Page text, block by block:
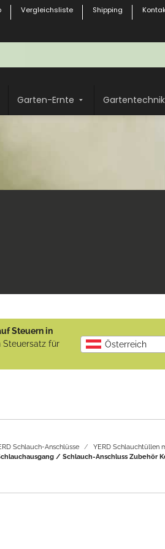
Vergleichsliste Shipping
Garten-Ernte Gartentechnik
Steuern in
Steuersatz für
Österreich
Schlauch-Anschlüsse
YERD Schlauchtüllen
/ Schlauch-Anschluss Zubehör